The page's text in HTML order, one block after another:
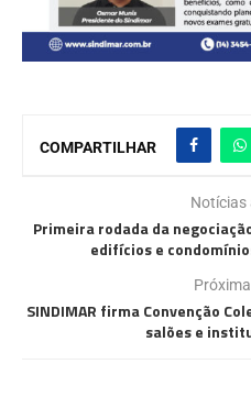
COMPARTILHAR
Notícias
Primeira rodada da
edifícios e
SINDIMAR firma Convenção
salões e